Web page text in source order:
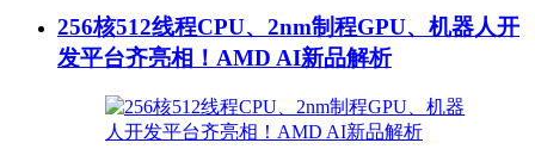
256核512线程CPU、2nm制程GPU、机器人开
发平台齐亮相！AMD AI新品解析